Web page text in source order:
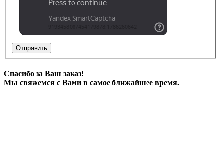
Отправить
Спасибо за Ваш заказ!
Мы свяжемся с Вами в самое ближайшее время.